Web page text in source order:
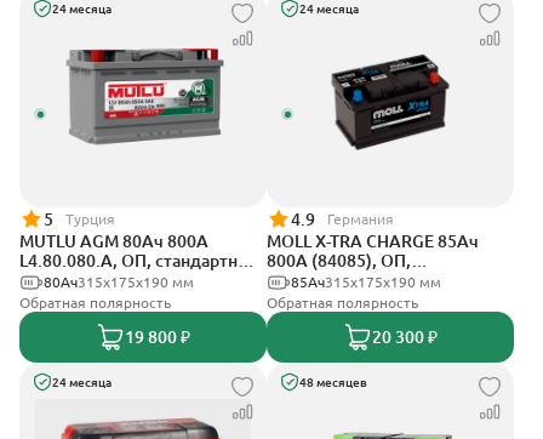
24 месяца
5 Турция
MUTLU AGM 80Ач 800A
L4.80.080.A, ОП, стандартные
клеммы315x175x190 мм
80Ач
Обратная полярность
19 800 ₽
24 месяца
4.9 Германия
MOLL X-TRA CHARGE 85Ач
800А (84085), ОП,
стандартные клеммы
315x175x190 мм
85Ач
Обратная полярность
20 300 ₽
24 месяца 48 месяцев